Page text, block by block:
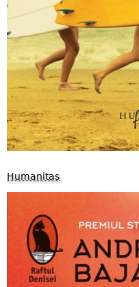
Humanitas